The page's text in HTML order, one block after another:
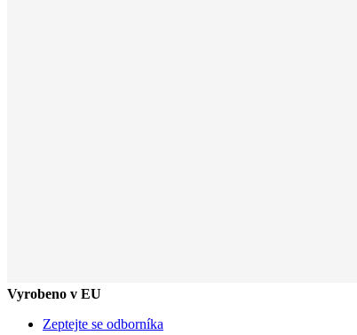
Vyrobeno v EU
Zeptejte se odborníka